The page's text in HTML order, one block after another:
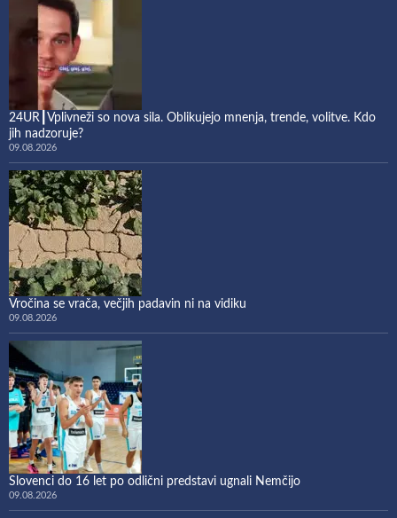
24UR┃Vplivneži so nova sila. Oblikujejo mnenja, trende, volitve. Kdo
jih nadzoruje?
09.08.2026
Vročina se vrača, večjih padavin ni na vidiku
09.08.2026
Slovenci do 16 let po odlični predstavi ugnali Nemčijo
09.08.2026